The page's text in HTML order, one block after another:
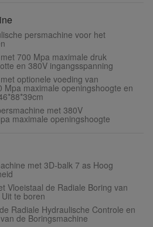
persmachine voor het
700 Mpa maximale druk
en 380V ingangsspanning
optionele voeding van
Mpa maximale openingshoogte en
met 380V
maximale openingshoogte
met 3D-balk 7 as Hoog
Vloeistaal de Radiale Boring van
te boren
Radiale Hydraulische Controle en
de Boringsmachine